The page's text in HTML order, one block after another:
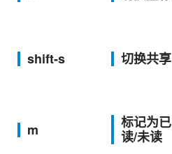
shift-s 切换共享
m
标记为已
读/未读